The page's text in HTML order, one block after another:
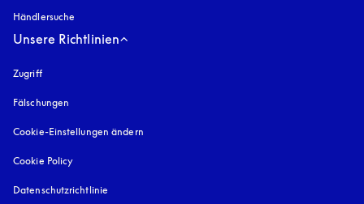
Händlersuche
Unsere Richtlinien
Zugrifföffnet sich in einem neuen Tab
Fälschungen
Cookie-Einstellungen ändern
Cookie Policy
Datenschutzrichtlinie